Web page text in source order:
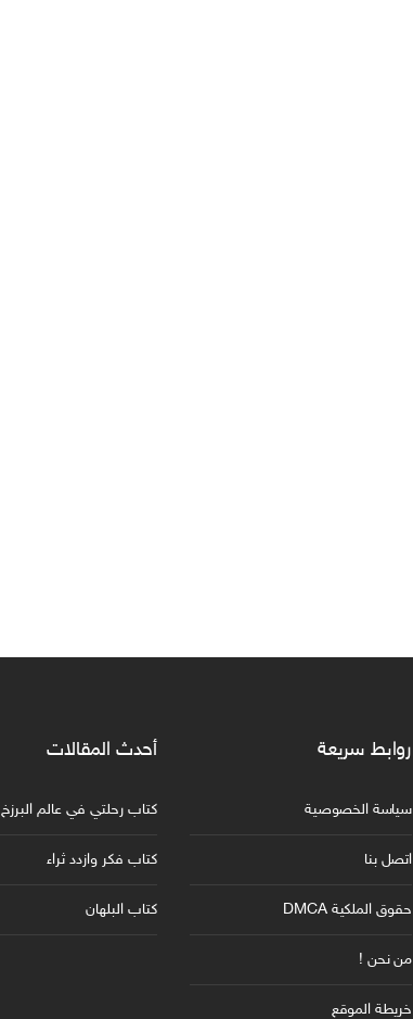
روابط سريعة
سياسة الخصوصية
اتصل بنا
حقوق الملكية DMCA
من نحن !
خريطة الموقع
أحدث المقالات
كتاب رحلتي في عالم البرزخ
كتاب فكر وازدد ثراء
كتاب البلهان